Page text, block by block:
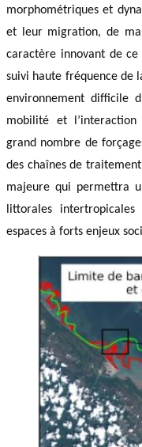
morphométriques et
et leur migration, de
caractère innovant de ce
suivi haute fréquence de
environnement difficile
mobilité et
grand nombre de
des chaînes de
majeure qui permettra
littorales
espaces à forts enjeux